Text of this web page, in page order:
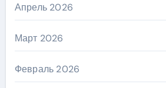
Апрель 2026
Март 2026
Февраль 2026